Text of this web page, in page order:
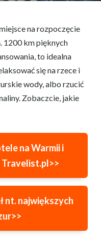
na rozpoczęcie
1200 km pięknych
to idealna
się na rzece i
wody, albo rzucić
Zobaczcie, jakie
na Warmii i
Travelist.pl>>
nt. największych